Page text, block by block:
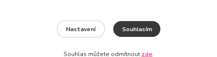
Nastavení Souhlasím
Souhlas můžete odmítnout zde.